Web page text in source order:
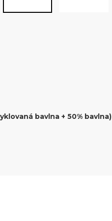
bavlna + 50% bavlna)